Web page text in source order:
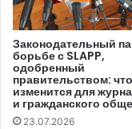
В ходе встречи,
председатель СТР
беспрецедентная
нарушения,
«Речь идет о
прозрачности
Законодательный
борьбе с SLAPP,
одобренный
правительством: что
изменится для
и гражданского
23.07.2026